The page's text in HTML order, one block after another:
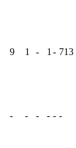
9 1 - 1 - 713
- - - - - -